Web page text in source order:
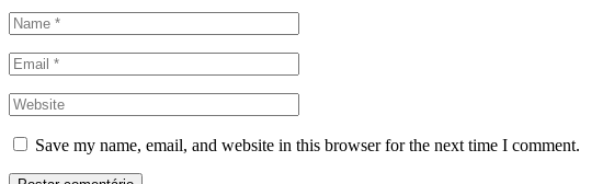
Save my name, email, and website in this browser for the next time I comment.